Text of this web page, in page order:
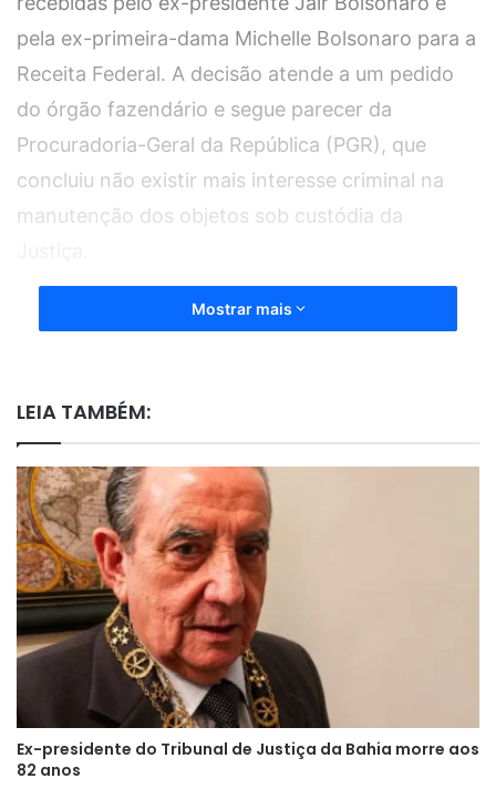
pela ex-primeira-dama Michelle Bolsonaro para a
Receita Federal. A decisão atende a um pedido
do órgão fazendário e segue parecer da
Procuradoria-Geral da República (PGR), que
concluiu não existir mais interesse criminal na
manutenção dos objetos sob custódia da
Mostrar mais
LEIA TAMBÉM:
Ex-presidente do Tribunal de Justiça da Bahia morre aos
82 anos